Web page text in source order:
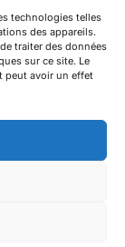
technologies telles
des appareils.
traiter des données
sur ce site. Le
peut avoir un effet